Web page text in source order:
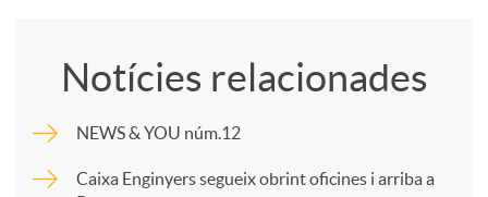
m
p
Notícies relacionades
NEWS & YOU núm.12
Caixa Enginyers segueix obrint oficines i arriba a